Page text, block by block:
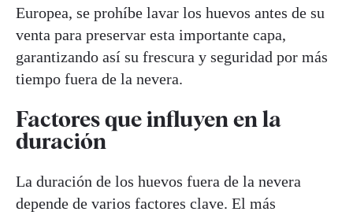
Europea, se prohíbe lavar los huevos antes de su
venta para preservar esta importante capa,
garantizando así su frescura y seguridad por más
tiempo fuera de la nevera.
Factores que influyen en la
duración
La duración de los huevos fuera de la nevera
depende de varios factores clave. El más